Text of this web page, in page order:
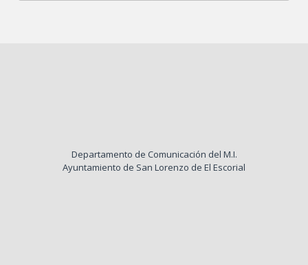
Departamento de Comunicación del M.I.
Ayuntamiento de San Lorenzo de El Escorial